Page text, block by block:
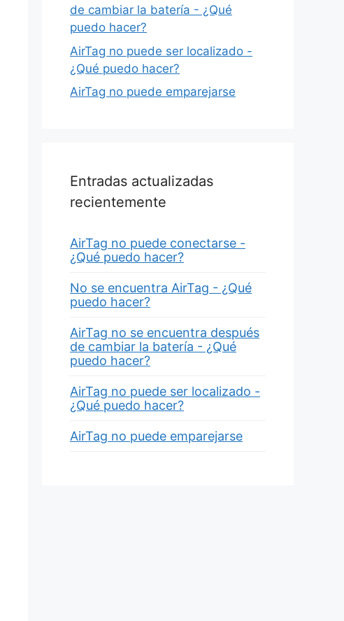
de cambiar la batería - ¿Qué
puedo hacer?
AirTag no puede ser localizado -
¿Qué puedo hacer?
AirTag no puede emparejarse
Entradas actualizadas
recientemente
AirTag no puede conectarse -
¿Qué puedo hacer?
No se encuentra AirTag - ¿Qué
puedo hacer?
AirTag no se encuentra después
de cambiar la batería - ¿Qué
puedo hacer?
AirTag no puede ser localizado -
¿Qué puedo hacer?
AirTag no puede emparejarse